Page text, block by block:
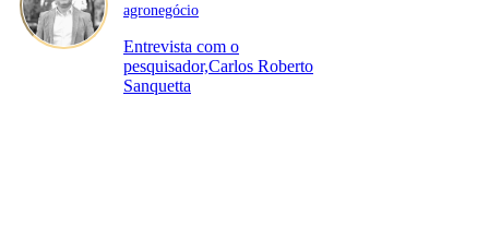
agronegócio
Entrevista com o
pesquisador,Carlos Roberto
Sanquetta